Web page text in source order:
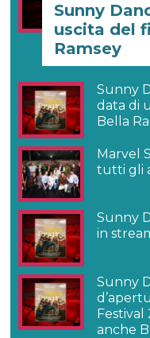
Sunny
uscita del
Ramsey
Sunny
data di
Bella
Marvel
tutti gli
Sunny
in
Sunny
Festival
anche